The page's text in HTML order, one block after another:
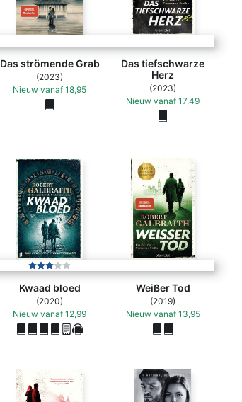
Das strömende Grab
(2023)
Nieuw vanaf 18,95
Das tiefschwarze
Herz
(2023)
Nieuw vanaf 17,49
Kwaad bloed
(2020)
Nieuw vanaf 12,99
Weißer Tod
(2019)
Nieuw vanaf 13,95